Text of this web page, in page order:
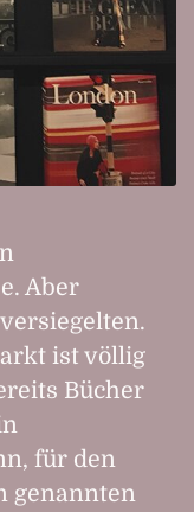
Aber
ist völlig
Bücher
für den
genannten